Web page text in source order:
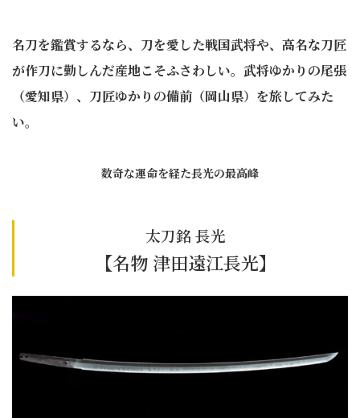
名刀を鑑賞するなら、刀を愛した戦国武将や、高名な刀匠
が作刀に勤しんだ産地こそふさわしい。武将ゆかりの尾張
（愛知県）、刀匠ゆかりの備前（岡山県）を旅してみた
い。
数奇な運命を経た長光の最高峰
太刀銘 長光
【名物 津田遠江長光】